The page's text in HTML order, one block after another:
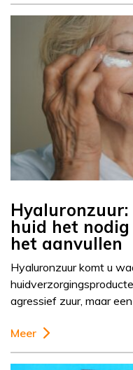
huid het
het aanvullen
Hyaluronzuur komt u
agressief zuur, maar
Meer